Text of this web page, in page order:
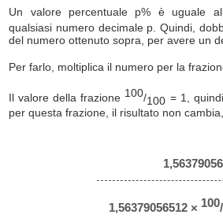
Un valore percentuale p% è uguale
qualsiasi numero decimale p. Quindi,
del numero ottenuto sopra, per avere un
Per farlo, moltiplica il numero per la
Il valore della frazione 100/100 = 1,
per questa frazione, il risultato non
1,56379056512 × 100/